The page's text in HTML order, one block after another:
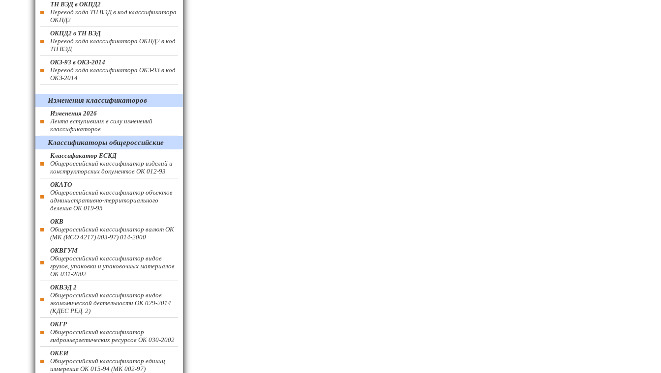
ТН ВЭД в ОКПД2
Перевод кода ТН ВЭД в код классификатора
ОКПД2
ОКПД2 в ТН ВЭД
Перевод кода классификатора ОКПД2 в код
ТН ВЭД
ОКЗ-93 в ОКЗ-2014
Перевод кода классификатора ОКЗ-93 в код
ОКЗ-2014
Изменения классификаторов
Изменения 2026
Лента вступивших в силу изменений
классификаторов
Классификаторы общероссийские
Классификатор ЕСКД
Общероссийский классификатор изделий и
конструкторских документов ОК 012-93
ОКАТО
Общероссийский классификатор объектов
административно-территориального
деления ОК 019-95
ОКВ
Общероссийский классификатор валют ОК
(МК (ИСО 4217) 003-97) 014-2000
ОКВГУМ
Общероссийский классификатор видов
грузов, упаковки и упаковочных материалов
ОК 031-2002
ОКВЭД 2
Общероссийский классификатор видов
экономической деятельности ОК 029-2014
(КДЕС РЕД. 2)
ОКГР
Общероссийский классификатор
гидроэнергетических ресурсов ОК 030-2002
ОКЕИ
Общероссийский классификатор единиц
измерения ОК 015-94 (МК 002-97)